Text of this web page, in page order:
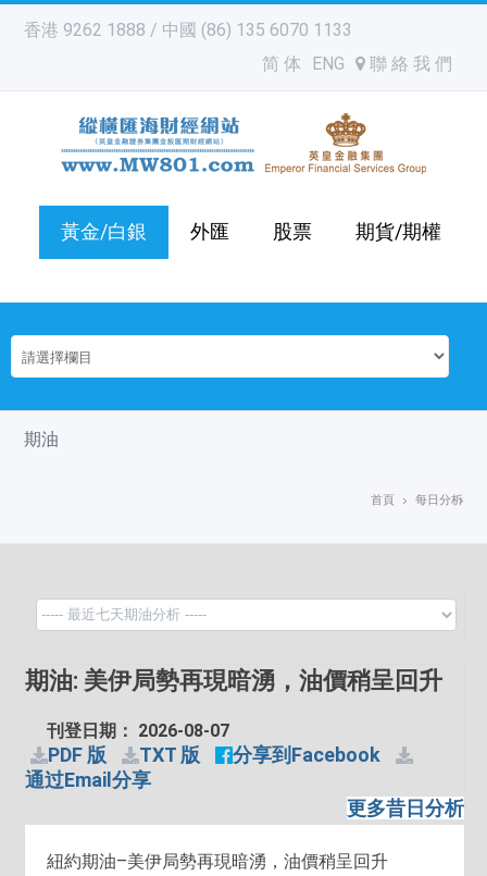
香港 9262 1888 / 中國 (86) 135 6070 1133
简 体
ENG 聯 絡 我 們
黃金/白銀 外匯 股票 期貨/期權
期油
首頁 每日分析
期油: 美伊局勢再現暗湧，油價稍呈回升
刊登日期： 2026-08-07
PDF 版 TXT 版
分享到Facebook
通过Email分享
更多昔日分析
紐約期油–美伊局勢再現暗湧，油價稍呈回升